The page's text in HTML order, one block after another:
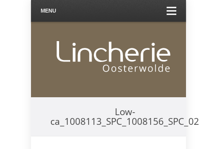
MENU
Low-
ca_1008113_SPC_1008156_SPC_02